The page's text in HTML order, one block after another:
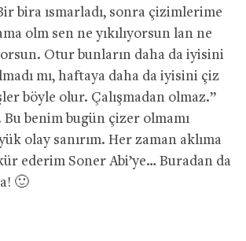
bira ısmarladı, sonra çizimlerime
olm sen ne yıkılıyorsun lan ne
Otur bunların daha da iyisini
mı, haftaya daha da iyisini çiz
böyle olur. Çalışmadan olmaz.”
Bu benim bugün çizer olmamı
olay sanırım. Her zaman aklıma
ederim Soner Abi’ye… Buradan da
🙂